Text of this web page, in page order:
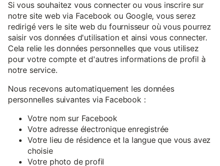
Si vous souhaitez vous connecter ou vous inscrire sur
notre site web via Facebook ou Google, vous serez
redirigé vers le site web du fournisseur où vous pourrez
saisir vos données d'utilisation et ainsi vous connecter.
Cela relie les données personnelles que vous utilisez
pour votre compte et d'autres informations de profil à
notre service.
Nous recevons automatiquement les données
personnelles suivantes via Facebook :
Votre nom sur Facebook
Votre adresse électronique enregistrée
Votre lieu de résidence et la langue que vous avez
choisie
Votre photo de profil